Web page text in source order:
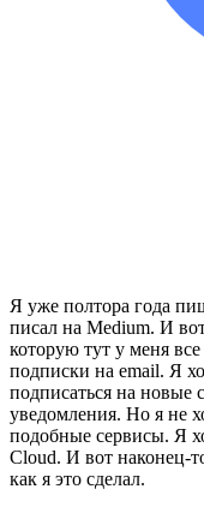
Я уже полтора года
писал на Medium. И
которую тут у меня
подписки на email. Я
подписаться на новые
уведомления. Но я не
подобные сервисы. Я
Cloud. И вот наконец-
как я это сделал.